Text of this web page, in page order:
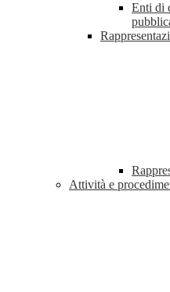
Enti di
Attività e